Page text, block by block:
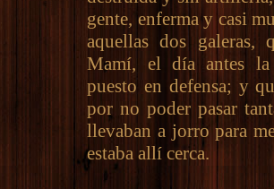
gente, enferma y casi
aquellas dos galeras,
Mamí, el día antes la
puesto en defensa; y
por no poder pasar
llevaban a jorro para
estaba allí cerca.